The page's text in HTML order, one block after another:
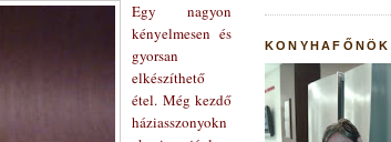
Egy nagyon
kényelmesen és
gyorsan
elkészíthető
étel. Még kezdő
háziasszonyokn
KONYHAFŐNÖK